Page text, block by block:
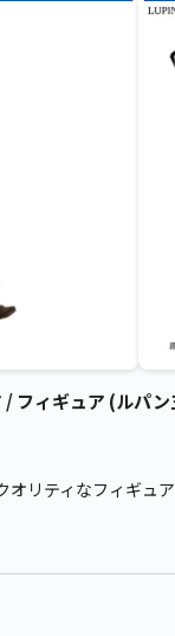
/ フィギュア (ルパ
リティなフィギュ